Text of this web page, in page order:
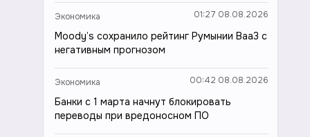
Экономика 01:27 08.08.2026
Moody’s сохранило рейтинг Румынии Baa3 с
негативным прогнозом
Экономика 00:42 08.08.2026
Банки с 1 марта начнут блокировать
переводы при вредоносном ПО